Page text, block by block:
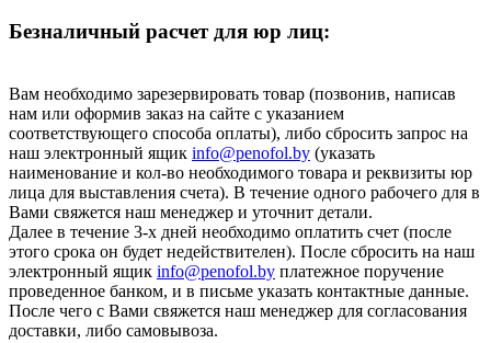
Безналичный расчет для юр лиц:
Вам необходимо зарезервировать товар (позвонив, написав
нам или оформив заказ на сайте с указанием
соответствующего способа оплаты), либо сбросить запрос на
наш электронный ящик info@penofol.by (указать
наименование и кол-во необходимого товара и реквизиты юр
лица для выставления счета). В течение одного рабочего для в
Вами свяжется наш менеджер и уточнит детали.
Далее в течение 3-х дней необходимо оплатить счет (после
этого срока он будет недействителен). После сбросить на наш
электронный ящик info@penofol.by платежное поручение
проведенное банком, и в письме указать контактные данные.
После чего с Вами свяжется наш менеджер для согласования
доставки, либо самовывоза.